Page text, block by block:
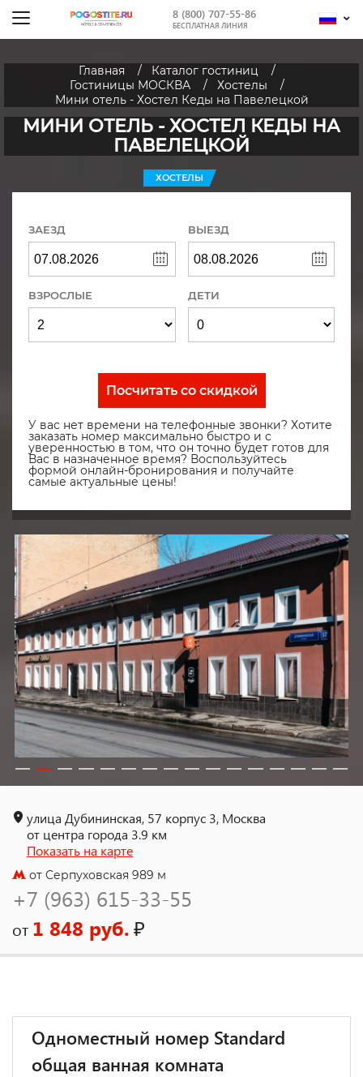
8 (800) 707-55-86
БЕСПЛАТНАЯ ЛИНИЯ
Главная
Каталог гостиниц
Гостиницы МОСКВА
Хостелы
Мини отель - Хостел Кеды на Павелецкой
МИНИ ОТЕЛЬ - ХОСТЕЛ КЕДЫ НА
ПАВЕЛЕЦКОЙ
ХОСТЕЛЫ
ЗАЕЗД ВЫЕЗД
ВЗРОСЛЫЕ ДЕТИ
Посчитать со скидкой
У вас нет времени на телефонные звонки? Хотите
заказать номер максимально быстро и с
уверенностью в том, что он точно будет готов для
Вас в назначенное время? Воспользуйтесь
формой онлайн-бронирования и получайте
самые актуальные цены!
улица Дубининская, 57 корпус 3, Москва
от центра города 3.9 км
Показать на карте
от Серпуховская 989 м
+7 (963) 615-33-55
от 1 848 руб.₽
Одноместный номер Standard
общая ванная комната